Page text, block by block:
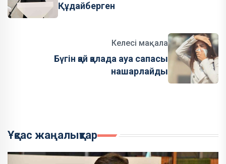
Құдайберген
Келесі мақала
Бүгін қай қалада ауа сапасы
нашарлайды
Ұқсас жаңалықтар